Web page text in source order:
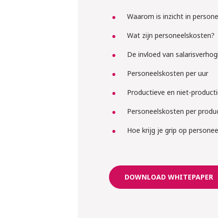
Waarom is inzicht in
Wat zijn personeelskosten?
De invloed van
Personeelskosten per uur
Productieve en niet-
Personeelskosten per
Hoe krijg je grip op
DOWNLOAD WHITEPAPER
Liesbeth en Rens
regelen
regels
inlenen
krachten?
Meld je